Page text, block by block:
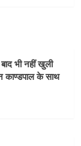
भी नहीं खुली
काण्डपाल के साथ